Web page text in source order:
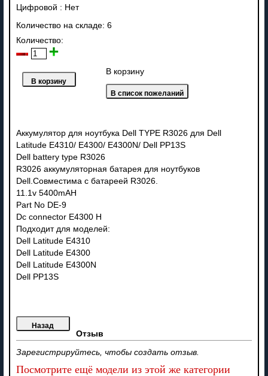
Цифровой : Нет
Количество на складе: 6
Количество:
В корзину
Аккумулятор для ноутбука Dell TYPE R3026 для Dell
Latitude E4310/ E4300/ E4300N/ Dell PP13S
Dell battery type R3026
R3026 аккумуляторная батарея для ноутбуков
Dell.Совместима с батареей R3026.
11.1v 5400mAH
Part No DE-9
Dc connector E4300 H
Подходит для моделей:
Dell Latitude E4310
Dell Latitude E4300
Dell Latitude E4300N
Dell PP13S
Отзыв
Зарегистрируйтесь, чтобы создать отзыв.
Посмотрите ещё модели из этой же категории